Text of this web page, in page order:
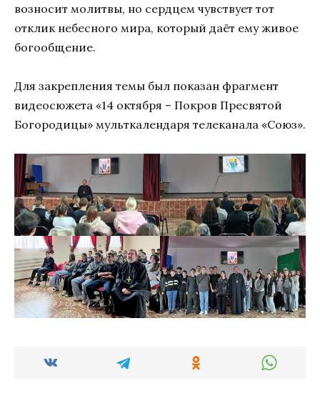
возносит молитвы, но сердцем чувствует тот
отклик небесного мира, который даёт ему живое
богообщение.
Для закрепления темы был показан фрагмент
видеосюжета «14 октября – Покров Пресвятой
Богородицы» мульткалендаря телеканала «Союз».